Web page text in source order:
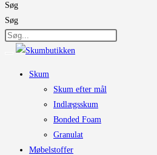
Søg
Søg
Skum
Skum efter mål
Indlægsskum
Bonded Foam
Granulat
Møbelstoffer